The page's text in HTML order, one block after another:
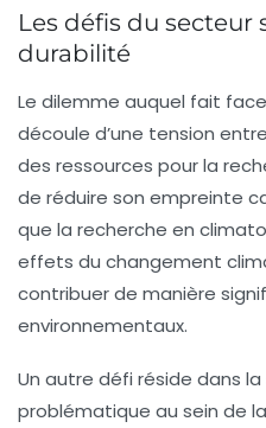
Les défis du secteur
durabilité
Le dilemme auquel fait
découle d’une tension
des ressources pour la
de réduire son empreinte
que la recherche en
effets du changement
contribuer de manière
environnementaux.
Un autre défi réside dans
problématique au sein de